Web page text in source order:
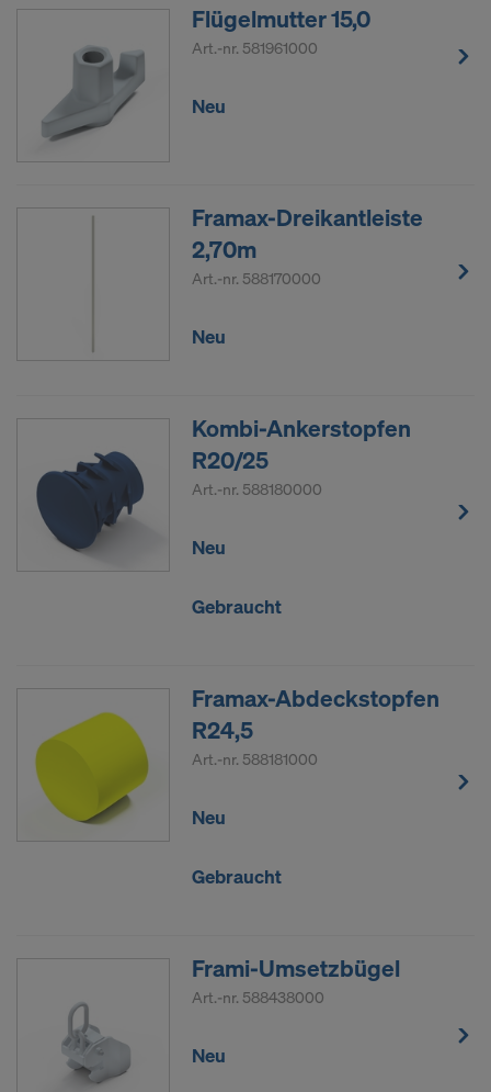
Flügelmutter 15,0
Art.-nr. 581961000
Neu
Framax-Dreikantleiste
2,70m
Art.-nr. 588170000
Neu
Kombi-Ankerstopfen
R20/25
Art.-nr. 588180000
Neu
Gebraucht
Framax-Abdeckstopfen
R24,5
Art.-nr. 588181000
Neu
Gebraucht
Frami-Umsetzbügel
Art.-nr. 588438000
Neu